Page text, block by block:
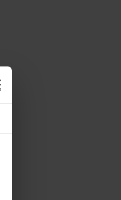
en
najaar.